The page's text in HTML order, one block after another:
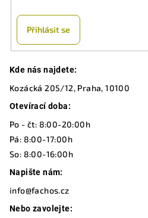
Přihlásit se
Kde nás najdete:
Kozácká 205/12, Praha, 10100
Otevírací doba:
Po - čt: 8:00-20:00h
Pá: 8:00-17:00h
So: 8:00-16:00h
Napište nám:
info@fachos.cz
Nebo zavolejte: